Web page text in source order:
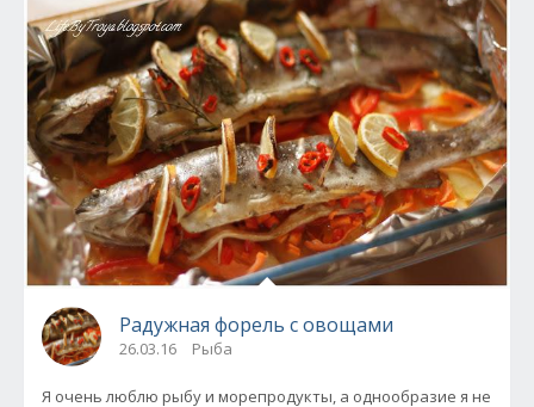
Радужная форель с овощами
26.03.16 Рыба
Я очень люблю рыбу и морепродукты, а однообразие я не